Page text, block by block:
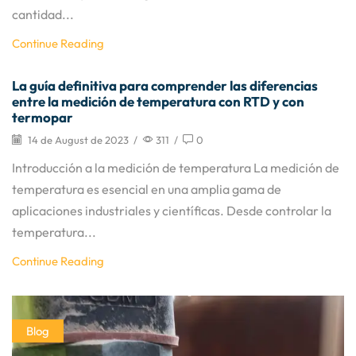
cantidad...
Continue Reading
La guía definitiva para comprender las diferencias
entre la medición de temperatura con RTD y con
termopar
14 de August de 2023 / 311 / 0
Introducción a la medición de temperatura La medición de
temperatura es esencial en una amplia gama de
aplicaciones industriales y científicas. Desde controlar la
temperatura...
Continue Reading
Blog